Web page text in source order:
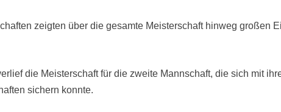
zeigten über die gesamte Meisterschaft hinweg großen
die Meisterschaft für die zweite Mannschaft, die sich mit
sichern konnte.